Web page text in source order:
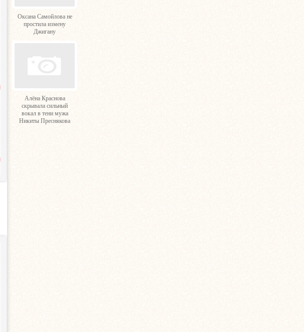
Оксана Самойлова не
простила измену
Джигану
Алёна Краснова
скрывала сильный
вокал в тени мужа
Никиты Преснякова